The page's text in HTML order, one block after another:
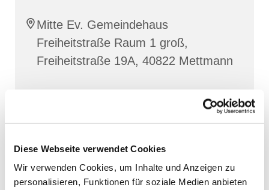
Diese Webseite verwendet Cookies
Wir verwenden Cookies, um Inhalte und Anzeigen zu
personalisieren, Funktionen für soziale Medien anbieten
Mitte Ev. Gemeindehaus
Freiheitstraße Raum 1 groß,
Freiheitstraße 19A, 40822 Mettmann